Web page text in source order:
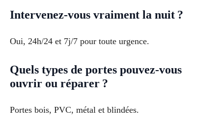
Intervenez-vous vraiment la nuit ?
Oui, 24h/24 et 7j/7 pour toute urgence.
Quels types de portes pouvez-vous
ouvrir ou réparer ?
Portes bois, PVC, métal et blindées.